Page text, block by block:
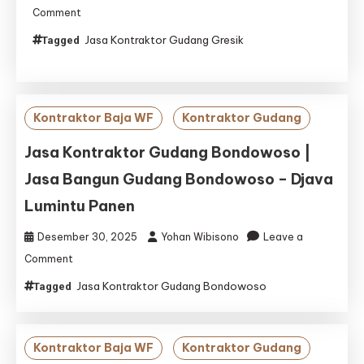
Comment
Kontraktor
Jasa
Bangun
Gudang
–
Lumintu
Panen
Tagged Jasa Kontraktor Gudang Gresik
Kontraktor Baja WF Kontraktor Gudang
Jasa Kontraktor Gudang Bondowoso |
Jasa Bangun Gudang Bondowoso – Djava
Lumintu Panen
Desember 30, 2025 Yohan Wibisono
Leave a
Comment
Kontraktor
|
Jasa
Tagged Jasa Kontraktor Gudang Bondowoso
Kontraktor Baja WF Kontraktor Gudang